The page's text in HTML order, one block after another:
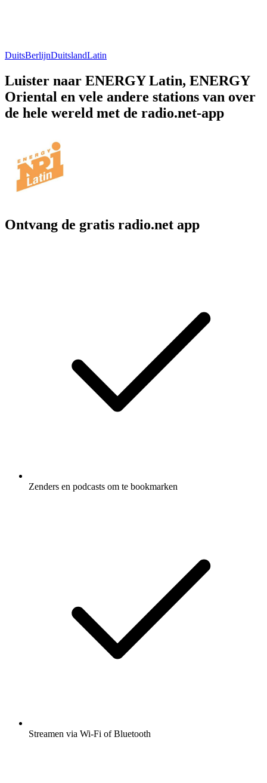
DuitsBerlijnDuitslandLatin
Luister naar ENERGY Latin, ENERGY
Oriental en vele andere stations van over
de hele wereld met de radio.net-app
Ontvang de gratis radio.net app
Zenders en podcasts om te bookmarken
Streamen via Wi-Fi of Bluetooth